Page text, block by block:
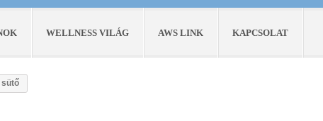
WELLNESS VILÁG AWS LINK KAPCSOLAT
sütő